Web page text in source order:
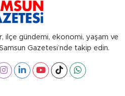
ilçe gündemi, ekonomi, yaşam ve
Gazetesi’nde takip edin.